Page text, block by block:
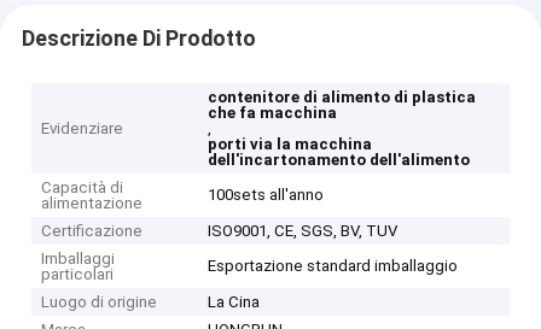
Descrizione Di Prodotto
Evidenziare
contenitore di alimento di plastica
che fa macchina
,
porti via la macchina
dell'incartonamento dell'alimento
Capacità di
alimentazione
100sets all'anno
Certificazione
ISO9001, CE, SGS, BV, TUV
Imballaggi
particolari
Esportazione standard imballaggio
Luogo di origine
La Cina